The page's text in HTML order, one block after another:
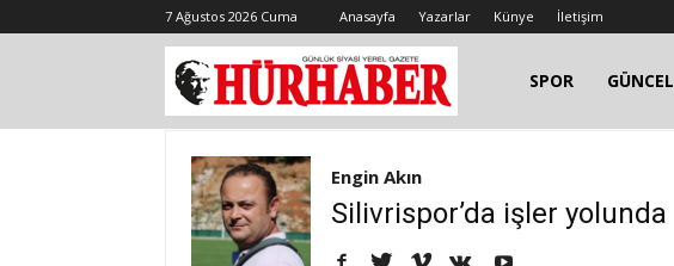
7 Ağustos 2026 Cuma Anasayfa Yazarlar Künye İletişim
SPOR GÜNCEL
Engin Akın
Silivrispor’da işler yolunda